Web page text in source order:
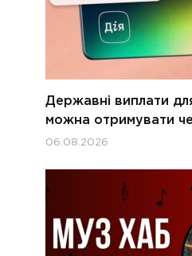
Державні виплати
можна отримувати
06.08.2026